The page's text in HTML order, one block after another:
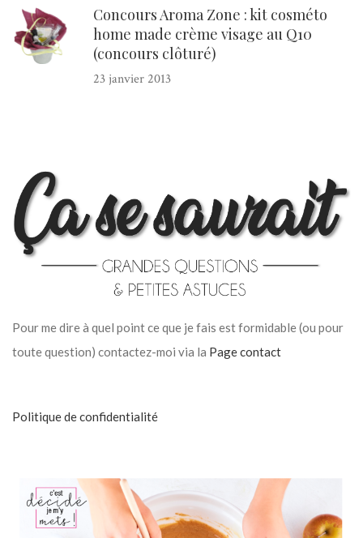
Concours Aroma Zone : kit cosméto
home made crème visage au Q10
(concours clôturé)
23 janvier 2013
Pour me dire à quel point ce que je fais est formidable (ou pour
toute question) contactez-moi via la Page contact
Politique de confidentialité